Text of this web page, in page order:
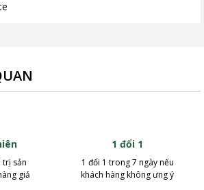
trị sản
giả
1 đổi 1
1 đổi 1 trong 7 ngày nếu
khách hàng không ưng ý